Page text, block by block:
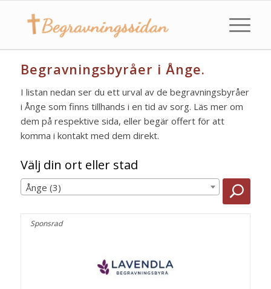
Begravningsbyråer i Ånge.
I listan nedan ser du ett urval av de begravningsbyråer
i Ånge som finns tillhands i en tid av sorg. Läs mer om
dem på respektive sida, eller begär offert för att
komma i kontakt med dem direkt.
Välj din ort eller stad
Ånge (3)
Sponsrad